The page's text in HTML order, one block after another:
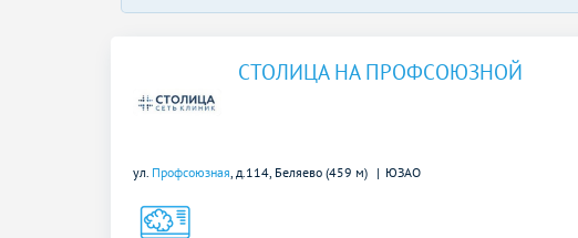
СТОЛИЦА НА ПРОФСОЮЗНОЙ
ул. Профсоюзная , д.114, Беляево (459 м) ЮЗАО